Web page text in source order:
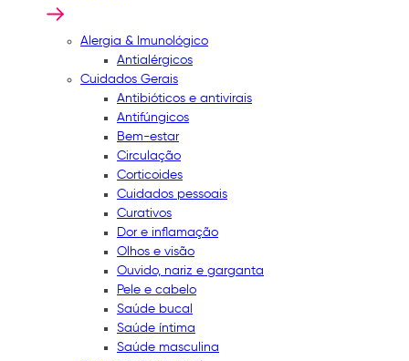
Alergia & Imunológico
Antialérgicos
Cuidados Gerais
Antibióticos e antivirais
Antifúngicos
Bem-estar
Circulação
Corticoides
Cuidados pessoais
Curativos
Dor e inflamação
Olhos e visão
Ouvido, nariz e garganta
Pele e cabelo
Saúde bucal
Saúde íntima
Saúde masculina